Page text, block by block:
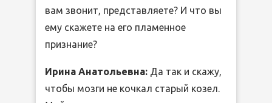
вам звонит, представляете? И что вы
ему скажете на его пламенное
признание?
Ирина Анатольевна: Да так и скажу,
чтобы мозги не кочкал старый козел.